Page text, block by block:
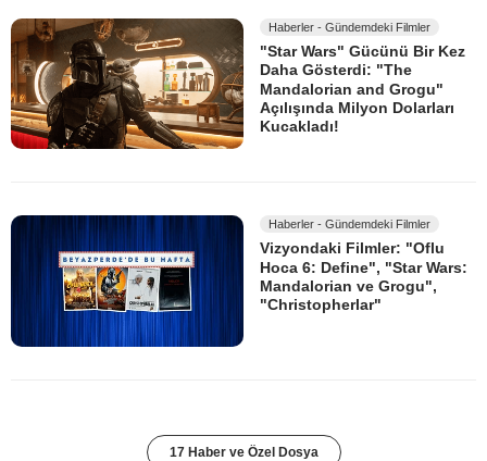
Haberler - Gündemdeki Filmler
"Star Wars" Gücünü Bir Kez
Daha Gösterdi: "The
Mandalorian and Grogu"
Açılışında Milyon Dolarları
Kucakladı!
Haberler - Gündemdeki Filmler
Vizyondaki Filmler: "Oflu
Hoca 6: Define", "Star Wars:
Mandalorian ve Grogu",
"Christopherlar"
17 Haber ve Özel Dosya